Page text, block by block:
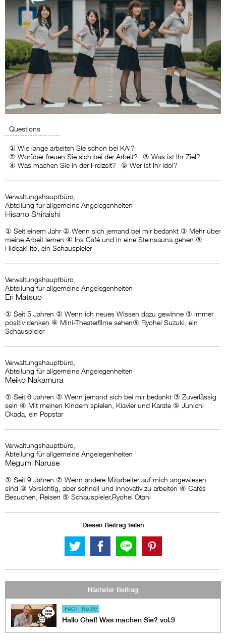
Questions
① Wie lange arbeiten Sie schon bei KAI?
② Worüber freuen Sie sich bei der Arbeit?
③ Was ist Ihr Ziel?
④ Was machen Sie in der Freizeit?
⑤ Wer ist Ihr Idol?
Verwaltungshauptbüro,
Abteilung für allgemeine Angelegenheiten
Hisano Shiraishi
① Seit einem Jahr ② Wenn sich jemand bei mir bedankt ③ Mehr über
meine Arbeit lernen ④ Ins Café und in eine Steinsauna gehen ⑤
Hideaki Ito, ein Schauspieler
Verwaltungshauptbüro,
Abteilung für allgemeine Angelegenheiten
Eri Matsuo
① Seit 5 Jahren ② Wenn ich neues Wissen dazu gewinne ③ Immer
positiv denken ④ Mini-Theaterfilme sehen⑤ Ryohei Suzuki, ein
Schauspieler
Verwaltungshauptbüro,
Abteilung für allgemeine Angelegenheiten
Meiko Nakamura
① Seit 6 Jahren ② Wenn jemand sich bei mir bedankt ③ Zuverlässig
sein ④ Mit meinen Kindern spielen, Klavier und Karate ⑤ Junichi
Okada, ein Popstar
Verwaltungshauptbüro,
Abteilung für allgemeine Angelegenheiten
Megumi Naruse
① Seit 9 Jahren ② Wenn andere Mitarbeiter auf mich angewiesen
sind ③ Vorsichtig, aber schnell und innovativ zu arbeiten ④ Cafés
Besuchen, Reisen ⑤ Schauspieler,Ryohei Otani
Diesen Beitrag teilen
Nächster Beitrag
FACT No.09
Hallo Chef! Was machen Sie? vol.9